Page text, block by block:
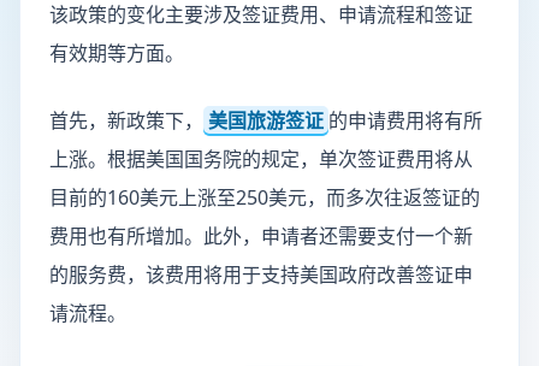
该政策的变化主要涉及签证费用、申请流程和签证
有效期等方面。
首先，新政策下， 美国旅游签证 的申请费用将有所
上涨。根据美国国务院的规定，单次签证费用将从
目前的160美元上涨至250美元，而多次往返签证的
费用也有所增加。此外，申请者还需要支付一个新
的服务费，该费用将用于支持美国政府改善签证申
请流程。